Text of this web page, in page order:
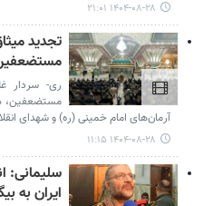
۱۴۰۴-۰۸-۲۸ ۲۱:۰۱
تجدید
مستضعفین
ری- سردار
مستضعفین،
آرمان‌های امام خمینی (ره) و شهدای
۱۴۰۴-۰۸-۲۸ ۱۱:۱۵
سلیمانی:
ایران به